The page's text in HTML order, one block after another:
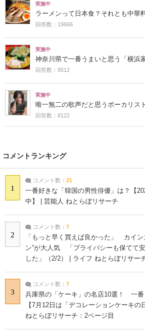
実施中
ラーメンって日本食？それとも中華
回答数：19666
実施中
神奈川県で一番うまいと思う「横浜
回答数：8512
実施中
唯一無二の歌声だと思うボーカリス
回答数：8122
コメントランキング
1
コメント数： 21
一番好きな「韓国の男性俳優」は？【
中】 | 芸能人 ねとらぼリサーチ
2
コメント数： 7
「もっと早く買えば良かった」 カイン
ン”が大人気 「プライバシーも保てて
した」（2/2） | ライフ ねとらぼリサー
3
コメント数： 7
兵庫県の「ケーキ」の名店10選！ 一番
【7月12日は「デコレーションケーキの
ねとらぼリサーチ：2ページ目